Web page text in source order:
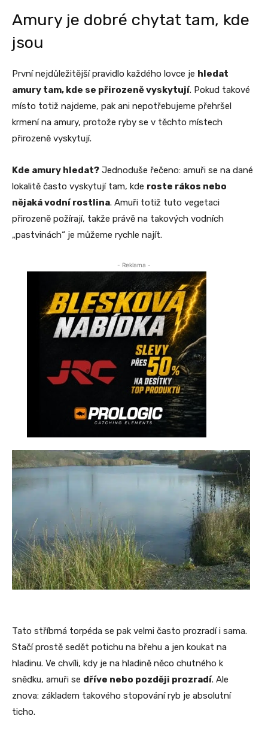
Amury je dobré chytat tam, kde
jsou
První nejdůležitější pravidlo každého lovce je hledat
amury tam, kde se přirozeně vyskytují. Pokud takové
místo totiž najdeme, pak ani nepotřebujeme přehršel
krmení na amury, protože ryby se v těchto místech
přirozeně vyskytují.
Kde amury hledat? Jednoduše řečeno: amuři se na dané
lokalitě často vyskytují tam, kde roste rákos nebo
nějaká vodní rostlina. Amuři totiž tuto vegetaci
přirozeně požírají, takže právě na takových vodních
„pastvinách“ je můžeme rychle najít.
- Reklama -
Tato stříbrná torpéda se pak velmi často prozradí i sama.
Stačí prostě sedět potichu na břehu a jen koukat na
hladinu. Ve chvíli, kdy je na hladině něco chutného k
snědku, amuři se dříve nebo později prozradí. Ale
znova: základem takového stopování ryb je absolutní
ticho.